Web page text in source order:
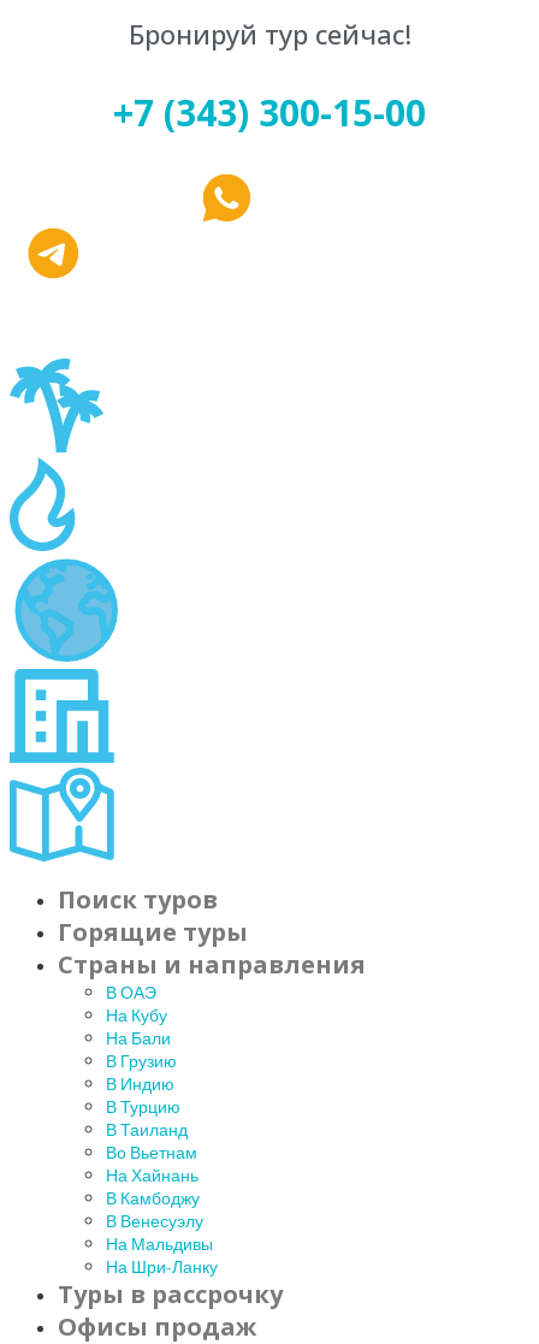
Бронируй тур сейчас!
+7 (343) 300-15-00
Поиск туров
Горящие туры
Страны и направления
В ОАЭ
На Кубу
На Бали
В Грузию
В Индию
В Турцию
В Таиланд
Во Вьетнам
На Хайнань
В Камбоджу
В Венесуэлу
На Мальдивы
На Шри-Ланку
Туры в рассрочку
Офисы продаж